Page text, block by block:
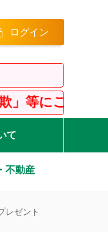
ログイン
ださい！
て
不動産
レゼント